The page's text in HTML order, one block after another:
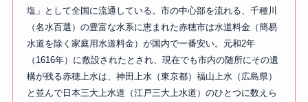
塩」として全国に流通している。市の中心部を流れる、千種川
（名水百選）の豊富な水系に恵まれた赤穂市は水道料金（簡易
水道を除く家庭用水道料金）が国内で一番安い。元和2年
（1616年）に敷設されたとされ、現在でも市内の随所にその遺
構が残る赤穂上水は、神田上水（東京都）福山上水（広島県）
と並んで日本三大上水道（江戸三大上水道）のひとつに数えら